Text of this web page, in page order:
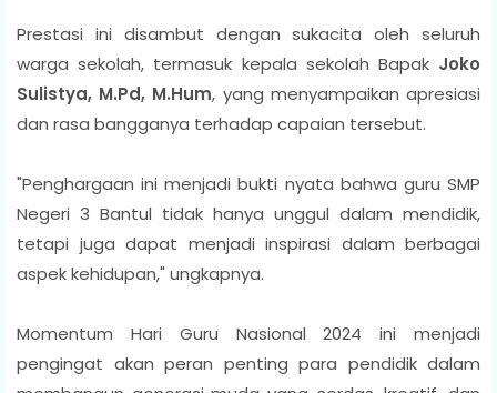
Prestasi ini disambut dengan sukacita oleh seluruh
warga sekolah, termasuk kepala sekolah Bapak Joko
Sulistya, M.Pd, M.Hum, yang menyampaikan apresiasi
dan rasa bangganya terhadap capaian tersebut.
"Penghargaan ini menjadi bukti nyata bahwa guru SMP
Negeri 3 Bantul tidak hanya unggul dalam mendidik,
tetapi juga dapat menjadi inspirasi dalam berbagai
aspek kehidupan," ungkapnya.
Momentum Hari Guru Nasional 2024 ini menjadi
pengingat akan peran penting para pendidik dalam